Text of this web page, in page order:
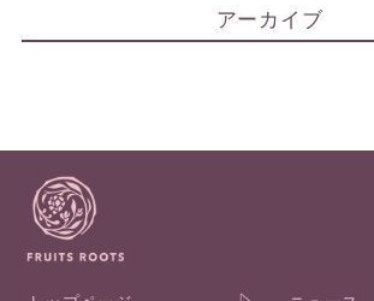
アーカイブ